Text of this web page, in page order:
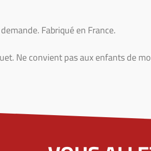
Fabriqué en France.
Ne convient pas aux enfants de